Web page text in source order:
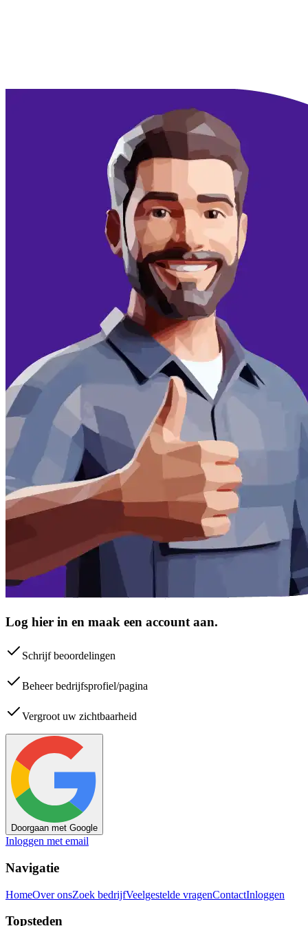
Log hier in en maak een account aan.
Schrijf beoordelingen
Beheer bedrijfsprofiel/pagina
Vergroot uw zichtbaarheid
Doorgaan met Google
Inloggen met email
Navigatie
HomeOver onsZoek bedrijfVeelgestelde vragenContactInloggen
Topsteden